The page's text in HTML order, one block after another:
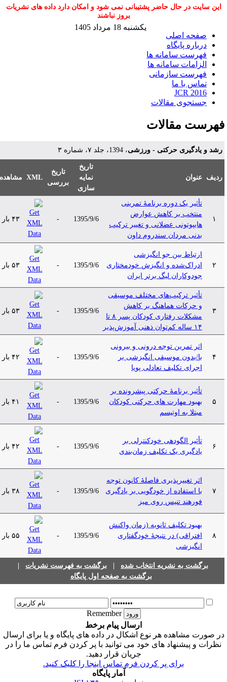
این سایت در حال حاضر پشتیبانی نمی شود و امکان دارد داده های نشریات
بروز نباشند
صفحه اصلی
درباره پایگاه
فهرست سامانه ها
الزامات سامانه ها
فهرست سازمانی
تماس با ما
JCR 2016
جستجوی مقالات
یکشنبه 18 مرداد 1405
مقالات
رشد و یادگیری حرکتی - ورزشی، 1394، جلد ۷، شماره ۳
ردیف عنوان
تاریخ
نمایه
سازی
تاریخ
بررسی
XML مشاهده
تأثیر یک دوره برنامۀ تمرینی
منتخب بر کاهش عوارض
هایپوتونی عضلانی و تغییر ترکیب
بدنی مردان سندروم داون
1395/9/6 ۴۳ بار
ارتباط بین جو انگیزشی
ادراک‌شده و انگیزش خودمختاری
جودوکاران لیگ برتر ایران
1395/9/6 ۵۳ بار
تأثیر ترکیب‌های مختلف موسیقی
و حرکات هماهنگ بر کاهش
مشکلات رفتاری کودکان پسر ۸ تا
۱۴ ساله کم‌توان ذهنی آموزش‌پذیر
1395/9/6 ۵۳ بار
اثر تمرین توجه درونی و بیرونی
با/بدون موسیقی انگیزشی بر
اجرای تکلیف تعادلی پویا
1395/9/6 ۴۲ بار
تأثیر برنامۀ حرکتی پیشرونده بر
بهبود مهارت های حرکتی کودکان
مبتلا به اوتیسم
1395/9/6 ۴۱ بار
تأثیر الگودهی خودکنترلی بر
یادگیری یک تکلیف زمان‌بندی
1395/9/6 ۴۲ بار
اثر تغییرپذیری فاصلۀ کانون توجه
با استفاده از خودگویی بر یادگیری
فورهند تنیس روی میز
1395/9/6 ۳۸ بار
بهبود تکلیف ثانویه (زمان واکنش
افتراقی) در نتیجۀ خودگفتاری
انگیزشی
1395/9/6 ۵۵ بار
برگشت به نشریه انتخاب شده| برگشت به فهرست نشریات|
برگشت به صفحه اول پایگاه
Remember
ارسال پیام برخط
صورت مشاهده هر نوع اشکال در داده های پایگاه و یا برای ارسال
نظرات و پیشنهاد های خود می توانید با پر کردن فرم تماس ما را در
جریان قرار دهید.
برای پر کردن فرم تماس اینجا را کلیک کنید.
آمار پایگاه